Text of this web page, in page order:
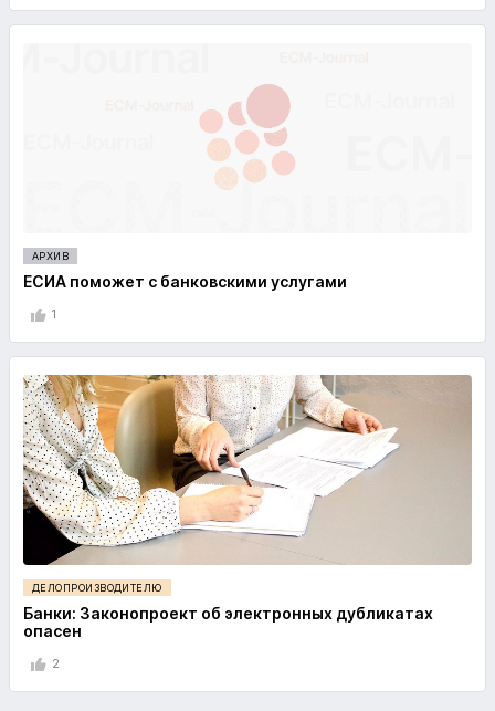
АРХИВ
ЕСИА поможет с банковскими услугами
1
ДЕЛОПРОИЗВОДИТЕЛЮ
Банки: Законопроект об электронных дубликатах
опасен
2